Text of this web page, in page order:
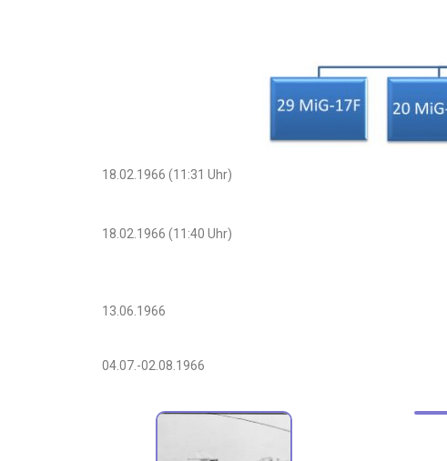
18.02.1966 (11:31 Uhr)
18.02.1966 (11:40 Uhr)
13.06.1966
04.07.-02.08.1966